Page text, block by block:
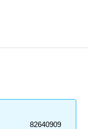
82640909